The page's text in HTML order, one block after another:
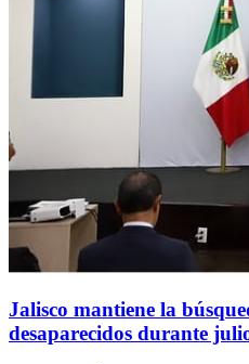
Jalisco mantiene la
desaparecidos durante